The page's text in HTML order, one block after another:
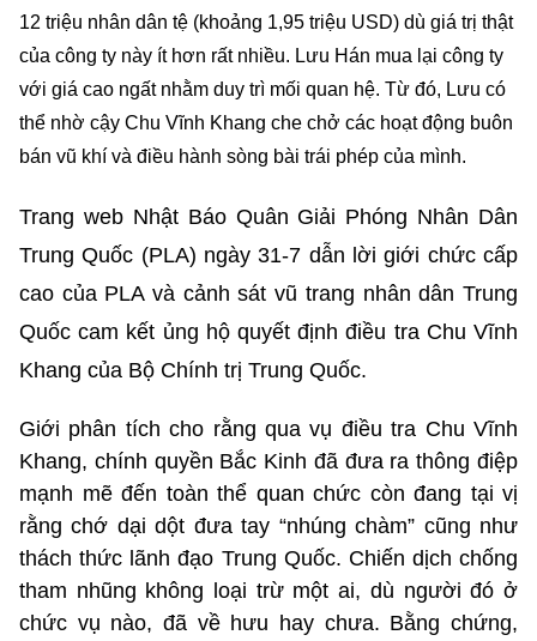
12 triệu nhân dân tệ (khoảng 1,95 triệu USD) dù giá trị thật
của công ty này ít hơn rất nhiều. Lưu Hán mua lại công ty
với giá cao ngất nhằm duy trì mối quan hệ. Từ đó, Lưu có
thể nhờ cậy Chu Vĩnh Khang che chở các hoạt động buôn
bán vũ khí và điều hành sòng bài trái phép của mình.
Trang web Nhật Báo Quân Giải Phóng Nhân Dân
Trung Quốc (PLA) ngày 31-7 dẫn lời giới chức cấp
cao của PLA và cảnh sát vũ trang nhân dân Trung
Quốc cam kết ủng hộ quyết định điều tra Chu Vĩnh
Khang của Bộ Chính trị Trung Quốc.
Giới phân tích cho rằng qua vụ điều tra Chu Vĩnh
Khang, chính quyền Bắc Kinh đã đưa ra thông điệp
mạnh mẽ đến toàn thể quan chức còn đang tại vị
rằng chớ dại dột đưa tay “nhúng chàm” cũng như
thách thức lãnh đạo Trung Quốc. Chiến dịch chống
tham nhũng không loại trừ một ai, dù người đó ở
chức vụ nào, đã về hưu hay chưa. Bằng chứng,